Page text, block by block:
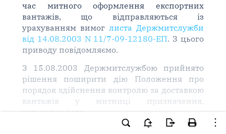
час митного оформлення експортних
вантажів, що відправляються із
урахуванням вимоглиста Держмитслужби
від 14.08.2003 N 11/7-09-12180-ЕП. З цього
приводу повідомляємо.
З 15.08.2003 Держмитслужбою прийнято
рішення поширити дію Положення про
порядок здійснення контролю за доставкою
вантажів у митниці призначення,
затвердженого